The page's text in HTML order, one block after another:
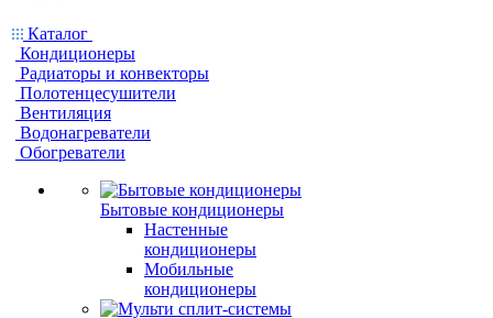
Каталог
Кондиционеры
Радиаторы и конвекторы
Полотенцесушители
Вентиляция
Водонагреватели
Обогреватели
Бытовые кондиционеры
Настенные
кондиционеры
Мобильные
кондиционеры